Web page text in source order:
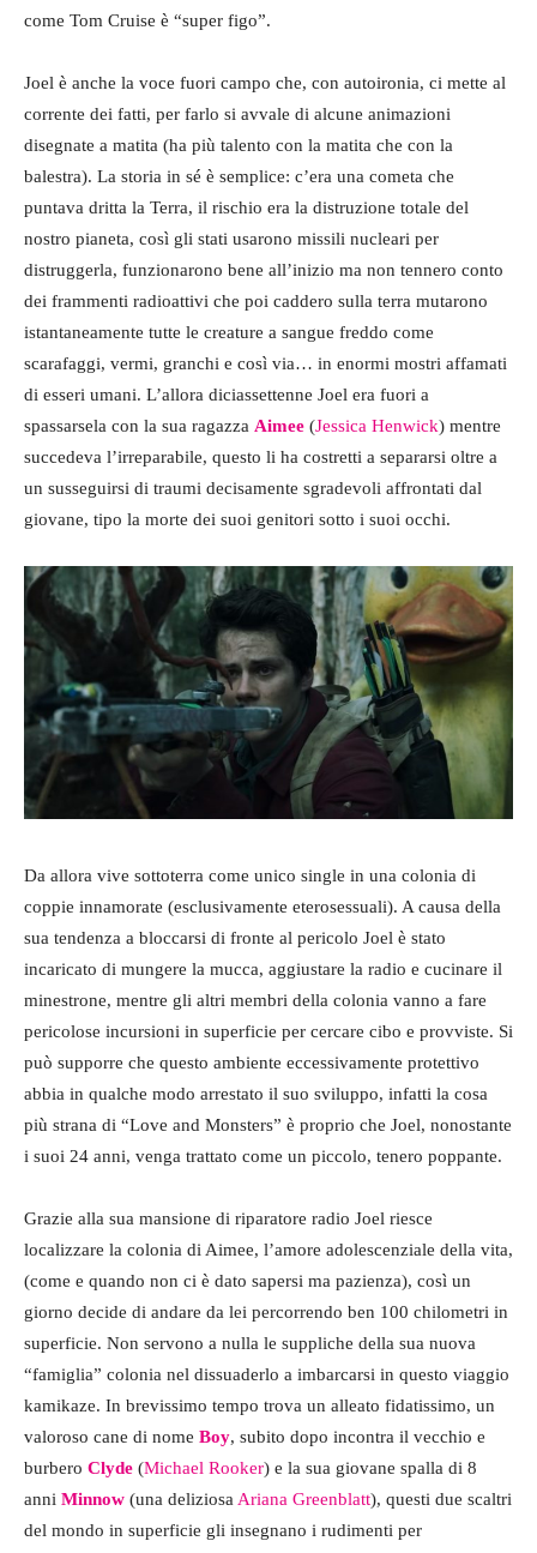
come Tom Cruise è “super figo”.
Joel è anche la voce fuori campo che, con autoironia, ci mette al
corrente dei fatti, per farlo si avvale di alcune animazioni
disegnate a matita (ha più talento con la matita che con la
balestra). La storia in sé è semplice: c’era una cometa che
puntava dritta la Terra, il rischio era la distruzione totale del
nostro pianeta, così gli stati usarono missili nucleari per
distruggerla, funzionarono bene all’inizio ma non tennero conto
dei frammenti radioattivi che poi caddero sulla terra mutarono
istantaneamente tutte le creature a sangue freddo come
scarafaggi, vermi, granchi e così via… in enormi mostri affamati
di esseri umani. L’allora diciassettenne Joel era fuori a
spassarsela con la sua ragazza Aimee (Jessica Henwick) mentre
succedeva l’irreparabile, questo li ha costretti a separarsi oltre a
un susseguirsi di traumi decisamente sgradevoli affrontati dal
giovane, tipo la morte dei suoi genitori sotto i suoi occhi.
Da allora vive sottoterra come unico single in una colonia di
coppie innamorate (esclusivamente eterosessuali). A causa della
sua tendenza a bloccarsi di fronte al pericolo Joel è stato
incaricato di mungere la mucca, aggiustare la radio e cucinare il
minestrone, mentre gli altri membri della colonia vanno a fare
pericolose incursioni in superficie per cercare cibo e provviste. Si
può supporre che questo ambiente eccessivamente protettivo
abbia in qualche modo arrestato il suo sviluppo, infatti la cosa
più strana di “Love and Monsters” è proprio che Joel, nonostante
i suoi 24 anni, venga trattato come un piccolo, tenero poppante.
Grazie alla sua mansione di riparatore radio Joel riesce
localizzare la colonia di Aimee, l’amore adolescenziale della vita,
(come e quando non ci è dato sapersi ma pazienza), così un
giorno decide di andare da lei percorrendo ben 100 chilometri in
superficie. Non servono a nulla le suppliche della sua nuova
“famiglia” colonia nel dissuaderlo a imbarcarsi in questo viaggio
kamikaze. In brevissimo tempo trova un alleato fidatissimo, un
valoroso cane di nome Boy, subito dopo incontra il vecchio e
burbero Clyde (Michael Rooker) e la sua giovane spalla di 8
anni Minnow (una deliziosaAriana Greenblatt), questi due scaltri
del mondo in superficie gli insegnano i rudimenti per